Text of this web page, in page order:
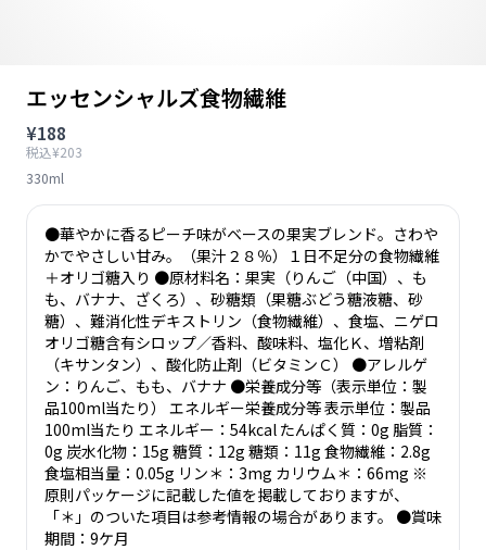
エッセンシャルズ食物繊維
¥188
税込¥203
330ml
●華やかに香るピーチ味がベースの果実ブレンド。さわや
かでやさしい甘み。（果汁２８％）１日不足分の食物繊維
＋オリゴ糖入り ●原材料名：果実（りんご（中国）、も
も、バナナ、ざくろ）、砂糖類（果糖ぶどう糖液糖、砂
糖）、難消化性デキストリン（食物繊維）、食塩、ニゲロ
オリゴ糖含有シロップ／香料、酸味料、塩化Ｋ、増粘剤
（キサンタン）、酸化防止剤（ビタミンＣ） ●アレルゲ
ン：りんご、もも、バナナ ●栄養成分等（表示単位：製
品100ml当たり） エネルギー栄養成分等 表示単位：製品
100ml当たり エネルギー：54kcal たんぱく質：0g 脂質：
0g 炭水化物：15g 糖質：12g 糖類：11g 食物繊維：2.8g
食塩相当量：0.05g リン＊：3mg カリウム＊：66mg ※
原則パッケージに記載した値を掲載しておりますが、
「＊」のついた項目は参考情報の場合があります。 ●賞味
期間：9ケ月